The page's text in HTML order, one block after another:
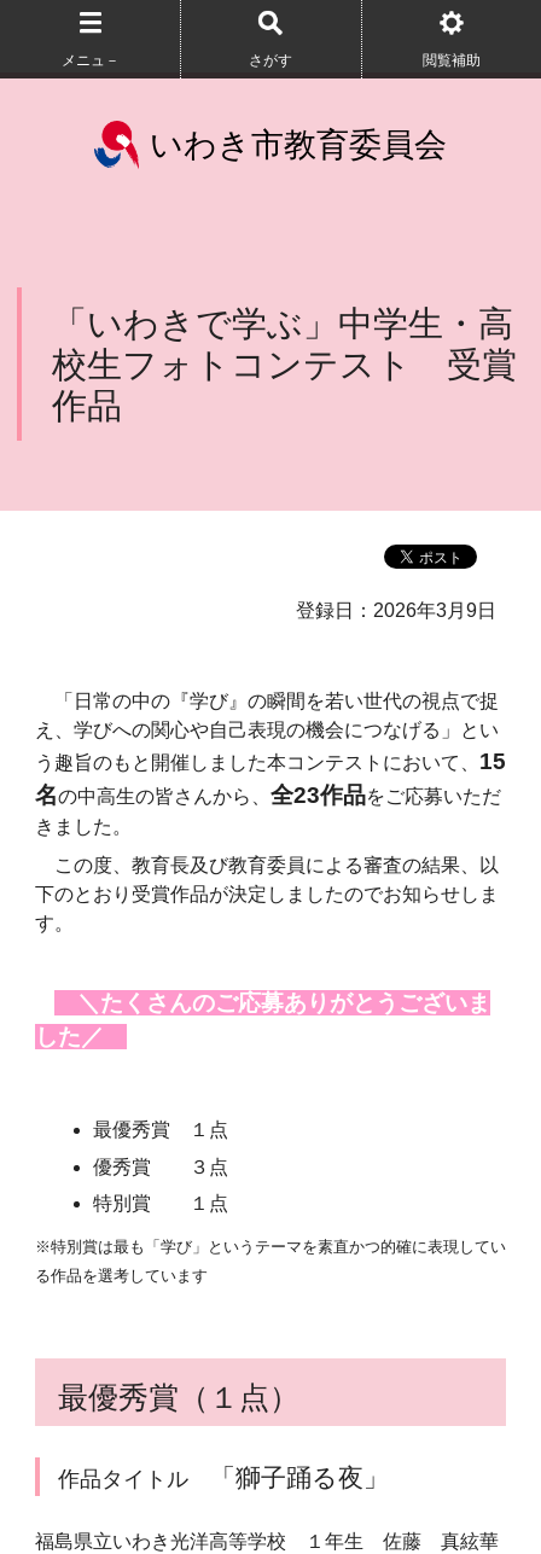
メニュ－ さがす 閲覧補助
いわき市教育委員会
「いわきで学ぶ」中学生・高
校生フォトコンテスト 受賞
作品
登録日：2026年3月9日
「日常の中の『学び』の瞬間を若い世代の視点で捉
え、学びへの関心や自己表現の機会につなげる」とい
う趣旨のもと開催しました本コンテストにおいて、 15
名の中高生の皆さんから、 全23作品をご応募いただ
きました。
この度、教育長及び教育委員による審査の結果、以
下のとおり受賞作品が決定しましたのでお知らせしま
す。
＼たくさんのご応募ありがとうございま
した／
最優秀賞 １点
優秀賞 ３点
特別賞 １点
※特別賞は最も「学び」というテーマを素直かつ的確に表現してい
る作品を選考しています
最優秀賞（１点）
作品タイトル 「獅子踊る夜」
福島県立いわき光洋高等学校 １年生 佐藤 真絃華